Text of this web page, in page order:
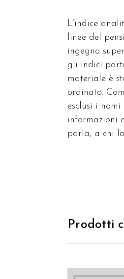
L’indice
linee del
ingegno
gli indici
materiale è
ordinato.
esclusi i
informazioni
parla, a chi
Prodotti